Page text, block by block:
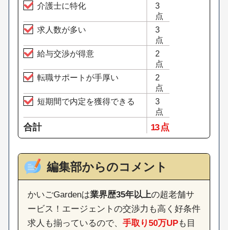
介護士に特化
3
点
求人数が多い
3
点
給与交渉が得意
2
点
転職サポートが手厚い
2
点
短期間で内定を獲得できる
3
点
合計 13 点
編集部からのコメント
かいごGardenは業界歴35年以上の超老舗サ
ービス！エージェントの交渉力も高く好条件
求人も揃っているので、 手取り50万UPも目